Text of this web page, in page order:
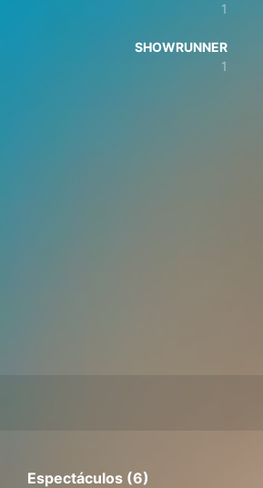
1
SHOWRUNNER
1
Espectáculos (6)